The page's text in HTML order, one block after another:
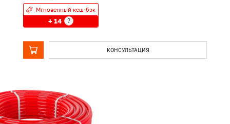
Мгновенный кеш-бэк
+ 14 ?
КОНСУЛЬТАЦИЯ